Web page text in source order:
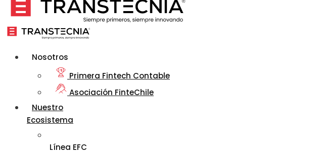
Nosotros
Primera Fintech Contable
Asociación FinteChile
Nuestro
Ecosistema
Línea EFC